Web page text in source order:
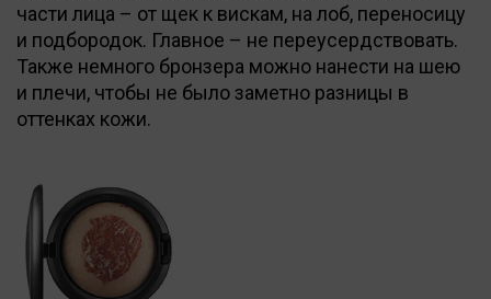
части лица – от щек к вискам, на лоб, переносицу
и подбородок. Главное – не переусердствовать.
Также немного бронзера можно нанести на шею
и плечи, чтобы не было заметно разницы в
оттенках кожи.